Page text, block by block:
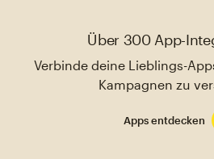
Über 300 App-
Verbinde deine Lieblings-
Kampagnen zu
Apps entdecken